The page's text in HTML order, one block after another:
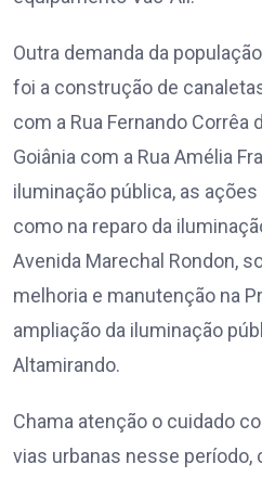
Outra demanda da
foi a construção de
com a Rua Fernando Corrêa
Goiânia com a Rua Amélia
iluminação pública, as
como na reparo da
Avenida Marechal Rondon,
melhoria e manutenção na
ampliação da iluminação
Altamirando.
Chama atenção o cuidado
vias urbanas nesse período,